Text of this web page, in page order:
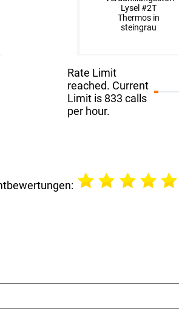
in anthrazitLysel #2T
Thermos in
steingrau
Rate Limit
reached. Current
Limit is 833 calls
per hour.